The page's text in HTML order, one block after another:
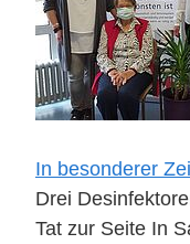
In besonderer
Drei
Tat zur Seite In